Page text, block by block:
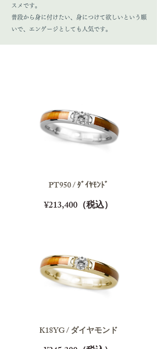
スメです。
普段から身に付けたい、身につけて欲しいという願
いで、エンゲージとしても人気です。
PT950 / ﾀﾞｲﾔﾓﾝﾄﾞ
¥213,400（税込）
K18YG / ダイヤモンド